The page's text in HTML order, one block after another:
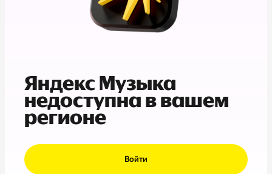
Яндекс Музыка
недоступна в вашем
регионе
Войти